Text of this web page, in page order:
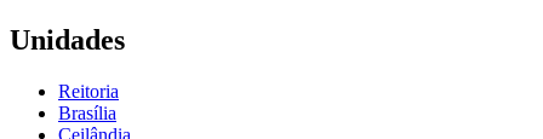
Unidades
Reitoria
Brasília
Ceilândia